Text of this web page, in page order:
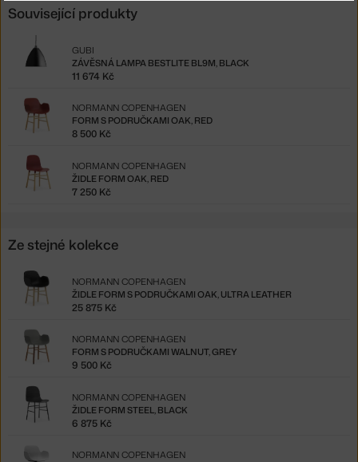
Související produkty
ZÁVĚSNÁ LAMPA BESTLITE BL9M, BLACK
GUBI
11 674 Kč
FORM S PODRUČKAMI OAK, RED
NORMANN COPENHAGEN
8 500 Kč
ŽIDLE FORM OAK, RED
NORMANN COPENHAGEN
7 250 Kč
Ze stejné kolekce
ŽIDLE FORM S PODRUČKAMI OAK, ULTRA LEATHER
NORMANN COPENHAGEN
25 875 Kč
FORM S PODRUČKAMI WALNUT, GREY
NORMANN COPENHAGEN
9 500 Kč
ŽIDLE FORM STEEL, BLACK
NORMANN COPENHAGEN
6 875 Kč
NORMANN COPENHAGEN